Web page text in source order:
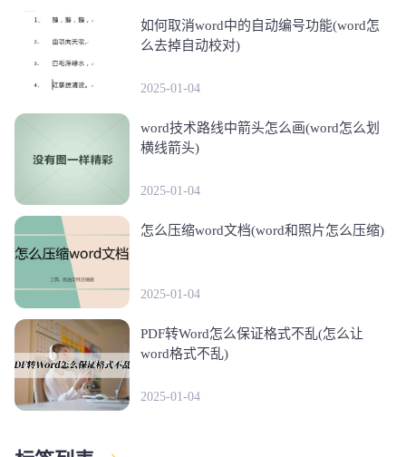
如何取消word中的自动编号功能(word怎
么去掉自动校对)
2025-01-04
word技术路线中箭头怎么画(word怎么划
横线箭头)
2025-01-04
怎么压缩word文档(word和照片怎么压缩)
2025-01-04
PDF转Word怎么保证格式不乱(怎么让
word格式不乱)
2025-01-04